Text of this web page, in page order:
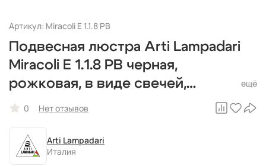
Артикул: Miracoli E 1.1.8 PB
Подвесная люстра Arti Lampadari
Miracoli E 1.1.8 PB черная,
рожковая, в виде свечей,
итальянская
0 Нет отзывов
Arti Lampadari
Италия